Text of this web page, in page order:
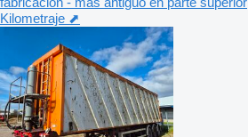
Kilometraje ⬈